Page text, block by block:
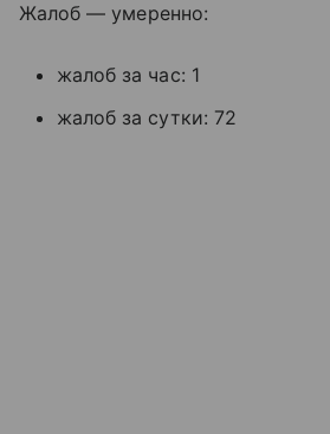
Жалоб — умеренно:
жалоб за час: 1
жалоб за сутки: 72